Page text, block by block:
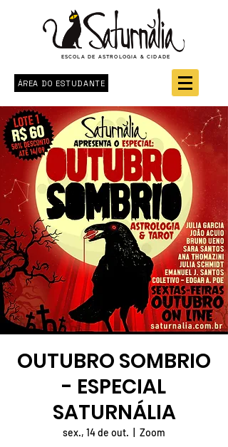
ESCOLA DE ASTROLOGIA & CIDADE
ÁREA DO ESTUDANTE
OUTUBRO SOMBRIO
- ESPECIAL
SATURNÁLIA
sex., 14 de out. Zoom